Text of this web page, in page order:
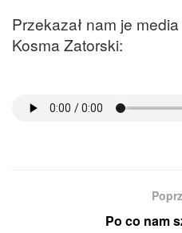
Przekazał nam je
Kosma Zatorski:
Po co nam